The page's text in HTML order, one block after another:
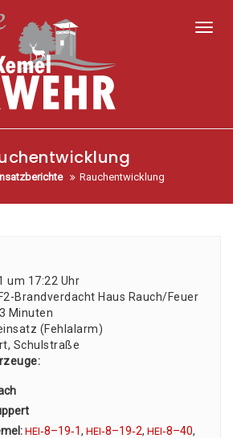
Rauchentwicklung
um 17:22 Uhr
F2-Brand­ver­dacht Haus Rauch/Feuer
Minu­ten
(Fehl­alarm)
Schul­stra­ße
HEI‑8–19‑1, HEI‑8–19‑2, HEI‑8–40,